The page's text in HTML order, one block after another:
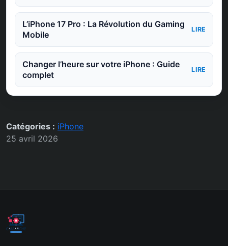
L’iPhone 17 Pro : La Révolution du Gaming
Mobile
LIRE
Changer l’heure sur votre iPhone : Guide
complet
LIRE
Catégories : iPhone
25 avril 2026